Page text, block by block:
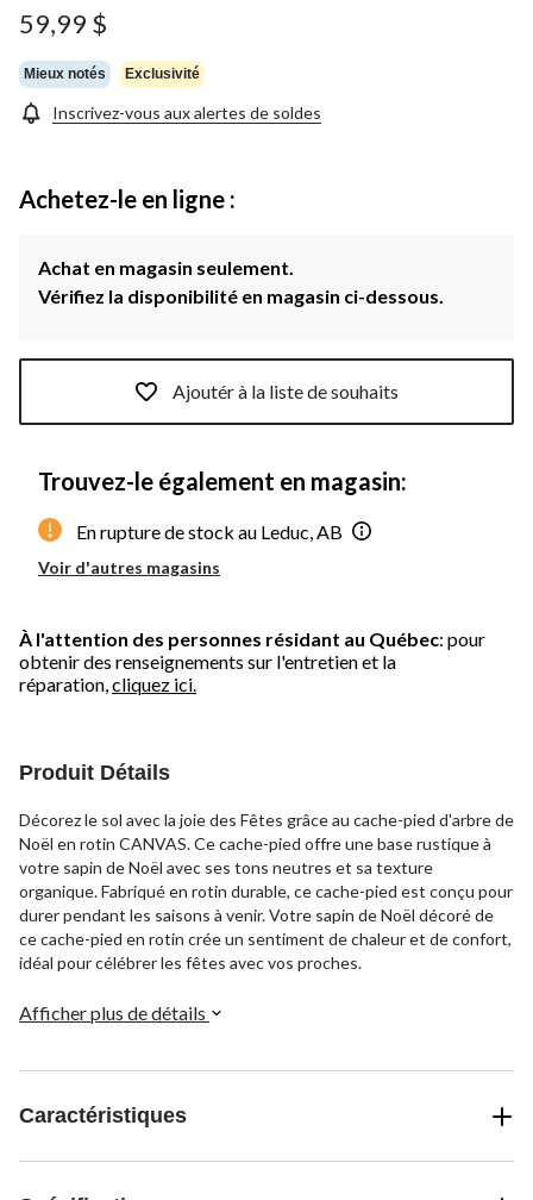
même
page.
59,99 $
Mieux notés Exclusivité
Inscrivez-vous aux alertes de soldes
Achetez-le en ligne :
Achat en magasin seulement.
Vérifiez la disponibilité en magasin ci-dessous.
Ajoutér à la liste de souhaits
Trouvez-le également en magasin:
En rupture de stock au Leduc, AB
Voir d'autres magasins
À l'attention des personnes résidant au Québec: pour
obtenir des renseignements sur l'entretien et la
réparation,cliquez ici.
Produit Détails
Décorez le sol avec la joie des Fêtes grâce au cache-pied d'arbre de
Noël en rotin CANVAS. Ce cache-pied offre une base rustique à
votre sapin de Noël avec ses tons neutres et sa texture
organique. Fabriqué en rotin durable, ce cache-pied est conçu pour
durer pendant les saisons à venir. Votre sapin de Noël décoré de
ce cache-pied en rotin crée un sentiment de chaleur et de confort,
idéal pour célébrer les fêtes avec vos proches.
Afficher plus de détails
Caractéristiques